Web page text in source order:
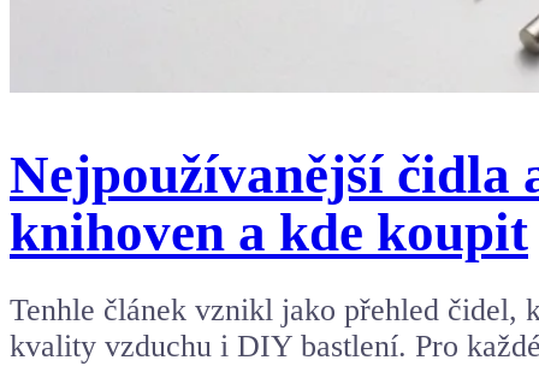
Nejpoužívanější čidla
knihoven a kde koupit
Tenhle článek vznikl jako přehled čidel,
kvality vzduchu i DIY bastlení. Pro